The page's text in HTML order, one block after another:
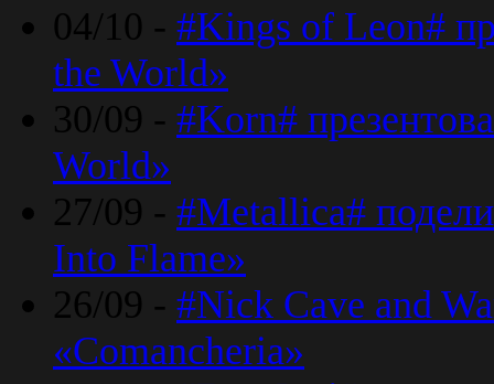
04/10 - #Kings of Leon#
the World»
30/09 - #Korn#
World»
27/09 - #Metallica#
Into Flame»
26/09 - #Nick Cave and
«Comancheria»